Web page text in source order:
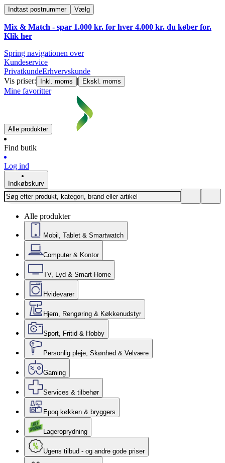
Indtast postnummer Vælg
Mix & Match - spar 1.000 kr. for hver 4.000 kr. du køber for.
Klik her
Spring navigationen over
Kundeservice
PrivatkundeErhvervskunde
Vis priser:
Inkl. moms | Ekskl. moms
Mine favoritter
Alle produkter
Find butik
Log ind
Indkøbskurv
Alle produkter
Mobil, Tablet & Smartwatch
Computer & Kontor
TV, Lyd & Smart Home
Hvidevarer
Hjem, Rengøring & Køkkenudstyr
Sport, Fritid & Hobby
Personlig pleje, Skønhed & Velvære
Gaming
Services & tilbehør
Epoq køkken & bryggers
Lageroprydning
Ugens tilbud - og andre gode priser